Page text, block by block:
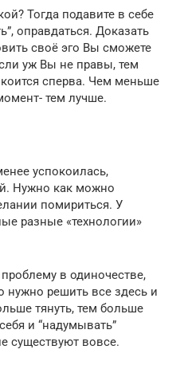
Тогда подавите в себе
оправдаться. Доказать
своё эго Вы сможете
уж Вы не правы, тем
сперва. Чем меньше
тем лучше.
успокоилась,
Нужно как можно
помириться. У
разные «технологии»
в одиночестве,
нужно решить все здесь и
тянуть, тем больше
и “надумывать”
существуют вовсе.